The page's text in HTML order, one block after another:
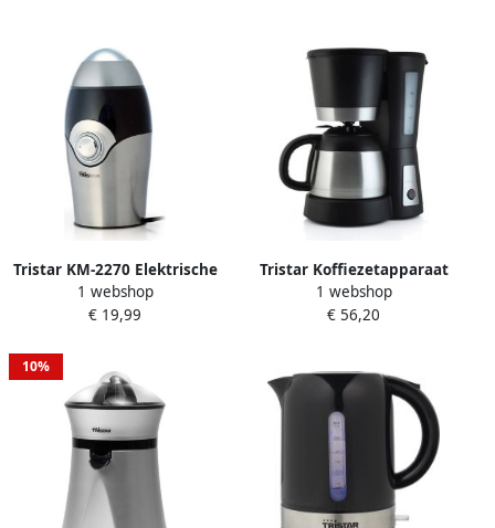
Tristar KM-2270 Elektrische
Koffiemolen Coffee Grinder
Bonenmaler met RVS
1 webshop
€ 19,99
Tristar Koffiezetapparaat
CM-1234 Filter-
koffiezetapparaat met
gebruik Isoleerkan van 1
liter 8 kopjes
Koffieapparaat voor
filterkoffie Verwijderbare
koffiefilter Zwart RVS
1 webshop
€ 56,20
10%